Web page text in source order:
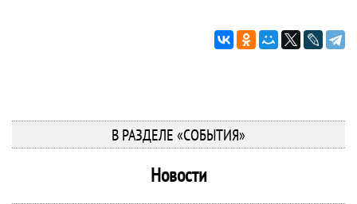
В РАЗДЕЛЕ «СОБЫТИЯ»
Новости